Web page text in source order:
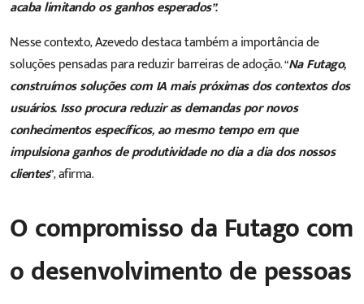
acaba limitando os ganhos esperados”.
Nesse contexto, Azevedo destaca também a importância de
soluções pensadas para reduzir barreiras de adoção. “Na Futago,
construímos soluções com IA mais próximas dos contextos dos
usuários. Isso procura reduzir as demandas por novos
conhecimentos específicos, ao mesmo tempo em que
impulsiona ganhos de produtividade no dia a dia dos nossos
clientes”, afirma.
O compromisso da Futago com
o desenvolvimento de pessoas